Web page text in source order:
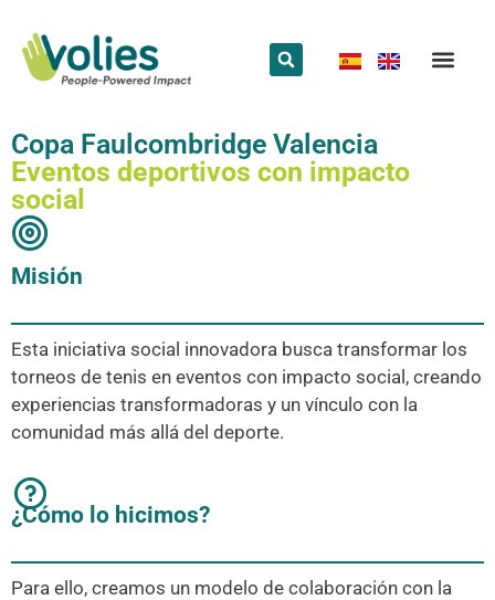
Copa Faulcombridge Valencia
Eventos deportivos con impacto
social
Misión
Esta iniciativa social innovadora busca transformar los
torneos de tenis en eventos con impacto social, creando
experiencias transformadoras y un vínculo con la
comunidad más allá del deporte.
¿Cómo lo hicimos?
Para ello, creamos un modelo de colaboración con la